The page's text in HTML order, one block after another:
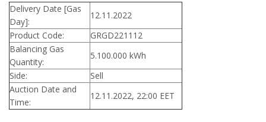
Delivery Date [Gas
Day]:
12.11.2022
Product Code:
GRGD221112
Balancing Gas
Quantity:
5.100.000 kWh
Side:
Sell
Auction Date and
Time:
12.11.2022, 22:00 EET